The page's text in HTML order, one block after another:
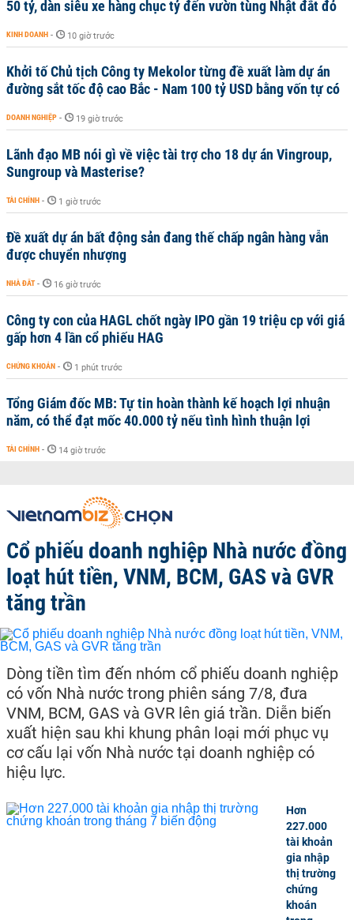
50 tỷ, dàn siêu xe hàng chục tỷ đến vườn tùng Nhật đắt đỏ
KINH DOANH - 10 giờ trước
Khởi tố Chủ tịch Công ty Mekolor từng đề xuất làm dự án
đường sắt tốc độ cao Bắc - Nam 100 tỷ USD bằng vốn tự có
DOANH NGHIỆP - 19 giờ trước
Lãnh đạo MB nói gì về việc tài trợ cho 18 dự án Vingroup,
Sungroup và Masterise?
TÀI CHÍNH - 1 giờ trước
Đề xuất dự án bất động sản đang thế chấp ngân hàng vẫn
được chuyển nhượng
NHÀ ĐẤT - 16 giờ trước
Công ty con của HAGL chốt ngày IPO gần 19 triệu cp với giá
gấp hơn 4 lần cổ phiếu HAG
CHỨNG KHOÁN - 1 phút trước
Tổng Giám đốc MB: Tự tin hoàn thành kế hoạch lợi nhuận
năm, có thể đạt mốc 40.000 tỷ nếu tình hình thuận lợi
TÀI CHÍNH - 14 giờ trước
Cổ phiếu doanh nghiệp Nhà nước đồng
loạt hút tiền, VNM, BCM, GAS và GVR
tăng trần
Dòng tiền tìm đến nhóm cổ phiếu doanh nghiệp
có vốn Nhà nước trong phiên sáng 7/8, đưa
VNM, BCM, GAS và GVR lên giá trần. Diễn biến
xuất hiện sau khi khung phân loại mới phục vụ
cơ cấu lại vốn Nhà nước tại doanh nghiệp có
hiệu lực.
Hơn
227.000
tài khoản
gia nhập
thị trường
chứng
khoán